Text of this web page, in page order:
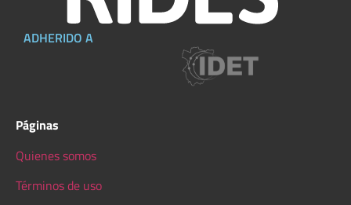
ADHERIDO A
Páginas
Quienes somos
Términos de uso